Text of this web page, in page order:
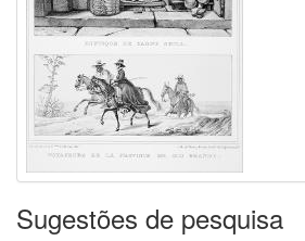
Sugestões de pesquisa